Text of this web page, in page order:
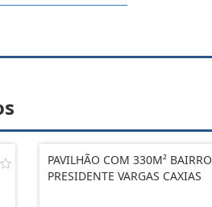
PAVILHÃO COM 330M² BAIRRO
PRESIDENTE VARGAS CAXIAS